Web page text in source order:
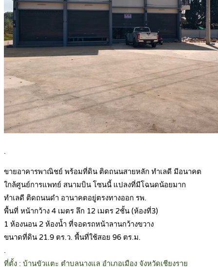
.
ขายอาคารพาณิชย์ พร้อมที่ดิน ติดถนนสายหลัก ทำเลดี มีอนาคต
ใกล้ศูนย์การแพทย์ สนามบิน โซนนี้ แปลงที่มีโฉนดน้อยมาก
ทำเลดี ติดถนนดำ อานาคตอยู่ตรงทางออก รพ.
พื้นที่ หน้ากว้าง 4 เมตร ลึก 12 เมตร 2ชั้น (ห้องที่3)
1 ห้องนอน 2 ห้องน้ำ ที่จอดรถหน้าลานกว้างขวาง
ขนาดที่ดิน 21.9 ตร.ว. พื้นที่ใช้สอย 96 ตร.ม.
.
ที่ตั้ง : บ้านขัวแตะ ตำบลนางแล อำเภอเมือง จังหวัดเชียงราย